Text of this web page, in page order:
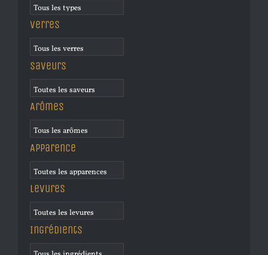
Verres
Saveurs
Arômes
Apparence
Levures
Ingrédients